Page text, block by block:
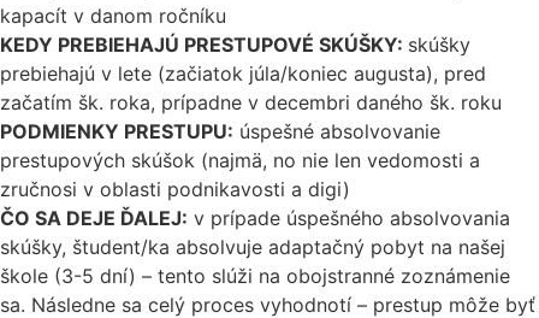
kapacít v danom ročníku
KEDY PREBIEHAJÚ PRESTUPOVÉ SKÚŠKY: skúšky
prebiehajú v lete (začiatok júla/koniec augusta), pred
začatím šk. roka, prípadne v decembri daného šk. roku
PODMIENKY PRESTUPU: úspešné absolvovanie
prestupových skúšok (najmä, no nie len vedomosti a
zručnosi v oblasti podnikavosti a digi)
ČO SA DEJE ĎALEJ: v prípade úspešného absolvovania
skúšky, študent/ka absolvuje adaptačný pobyt na našej
škole (3-5 dní) – tento slúži na obojstranné zoznámenie
sa. Následne sa celý proces vyhodnotí – prestup môže byť